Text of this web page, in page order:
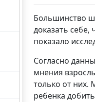
Большинство
доказать себе,
показало
Согласно
мнения
только от них.
ребенка